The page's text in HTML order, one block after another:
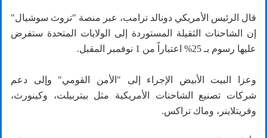
قال الرئيس الأمريكي دونالد ترامب، عبر منصة "تروث سوشيال"
إن الشاحنات الثقيلة المستوردة إلى الولايات المتحدة ستفرض
عليها رسوم بـ 25% اعتباراً من 1 نوفمبر المقبل.
وعزا البيت الأبيض الإجراء إلى "الأمن القومي" وإلى دعم
شركات تصنيع الشاحنات الأمريكية مثل بيتربيلت، وكينورث،
وفريتلاينر، وماك تراكس.